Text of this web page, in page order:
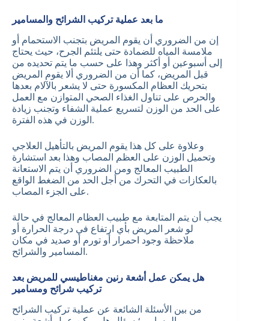
ما بعد عملية تركيب الشرائح والمسامير
إن من الضروري أن يقوم المريض بتجنب الاستحمام أو
ملامسة المياه للضمادة حتى يلتئم الجرح، حيث يحتاج
إلى أسبوعين أو أكثر وهذا على حسب ما يتم تحديده من
قبل المريض، كما أن من الضروري ألا يقوم المريض
بتحريك العظام المكسورة حتى لا يشعر بالآلام بعدها
والحرص على تناول الغذاء الصحي المتوازن مع العمل
على الحد من الوزن لتسريع عملية الشفاء وتجنب زيادة
الوزن في هذه الفترة.
وعلاوة على كل هذا يقوم المريض بالتأهيل العلاجي
وتحميل الوزن على العظم المصاب وهذا بعد استشارة
الطبيب المعالج ومن الضروري أن يتم الاستعانة
بالعكازات في التحرك من أجل الحد من الضغط الواقع
على الجزء المصاب.
يجب أن يتم المتابعة مع طبيب العظام المعالج في حالة
لو شعر المريض بأي ارتفاع في درجة الحرارة أو
ملاحظة وجود احمرار أو تورم أو صديد في مكان
المسامير والشرائح.
هل يمكن عمل أشعة رنين مغناطيسي للمريض بعد
تركيب شرائح ومسامير
من بين الأسئلة الشائعة عن عملية تركيب الشرائح